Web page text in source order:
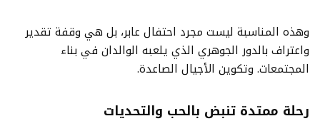
وهذه المناسبة ليست مجرد احتفال عابر، بل هي وقفة تقدير
واعتراف بالدور الجوهري الذي يلعبه الوالدان في بناء
المجتمعات. وتكوين الأجيال الصاعدة.
رحلة ممتدة تنبض بالحب والتحديات